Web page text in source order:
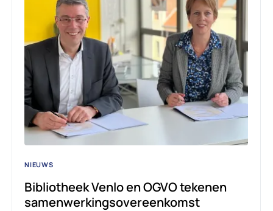
NIEUWS
Bibliotheek Venlo en OGVO tekenen
samenwerkingsovereenkomst